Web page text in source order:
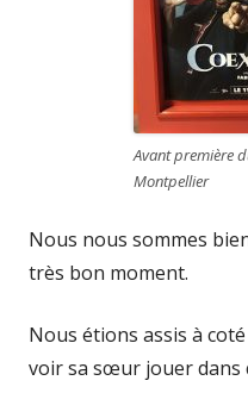
Avant première
Montpellier
Nous nous sommes
très bon moment.
Nous étions assis à
voir sa sœur jouer dans